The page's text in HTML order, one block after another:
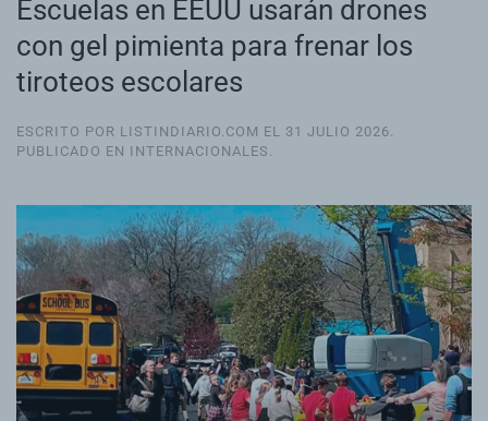
Escuelas en EEUU usarán drones
con gel pimienta para frenar los
tiroteos escolares
ESCRITO POR LISTINDIARIO.COM EL 31 JULIO 2026.
PUBLICADO EN INTERNACIONALES .